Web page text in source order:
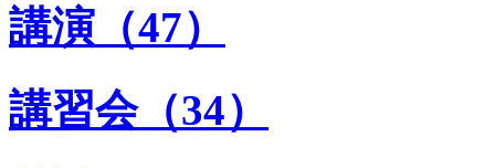
講演（47）
講習会（34）